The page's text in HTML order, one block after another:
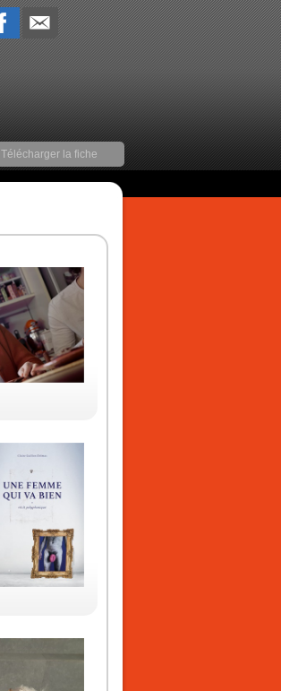
Télécharger la fiche